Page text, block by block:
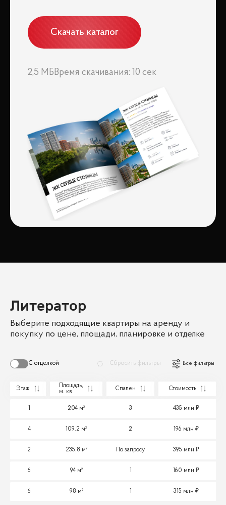
Скачать каталог
2,5 МБ Время скачивания: 10 сек
Литератор
Выберите подходящие квартиры на аренду и
покупку по цене, площади, планировке и отделке
С отделкой Сбросить фильтры Все фильтры
Этаж
Площадь,
м. кв
Спален Стоимость
204 м² 3 435 млн
4 109.2 м² 2 196 млн
2 235.8 м² По запросу 395 млн
6 94 м² 160 млн
6 98 м² 315 млн